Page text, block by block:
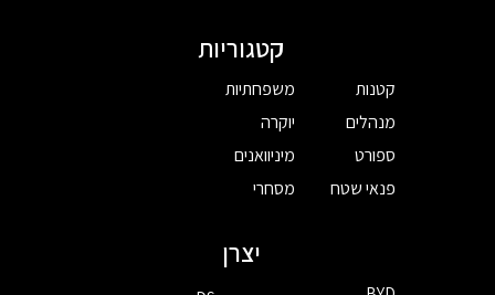
קטגוריות
קטנות
מנהלים
ספורט
פנאי שטח
משפחתיות
יוקרה
מיניוואנים
מסחרי
יצרן